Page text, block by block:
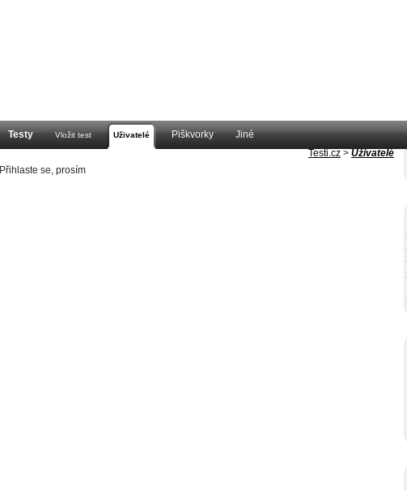
Testy Vložit test Uživatelé Piškvorky
Jiné
Testi.cz > Uživatelé
Přihlaste se, prosím